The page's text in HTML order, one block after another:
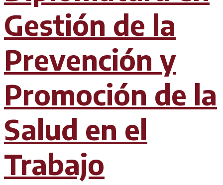
Gestión de la
Prevención y
Promoción de la
Salud en el
Trabajo